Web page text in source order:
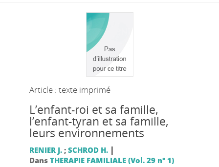
Article : texte imprimé
L’enfant-roi et sa famille,
l’enfant-tyran et sa famille,
leurs environnements
RENIER J.; SCHROD H. |
Dans THERAPIE FAMILIALE (Vol. 29 n° 1)